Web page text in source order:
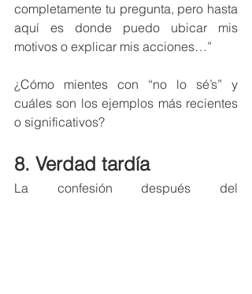
completamente tu pregunta, pero hasta
aquí es donde puedo ubicar mis
motivos o explicar mis acciones…”
¿Cómo mientes con “no lo sé’s” y
cuáles son los ejemplos más recientes
o significativos?
8. Verdad tardía
La confesión después del